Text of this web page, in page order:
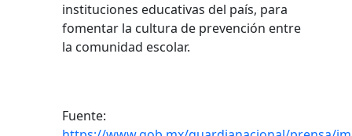
instituciones educativas del país, para
fomentar la cultura de prevención entre
la comunidad escolar.
Fuente: